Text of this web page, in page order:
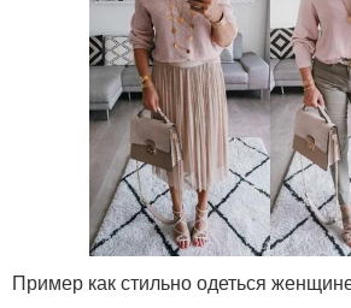
Пример как стильно одеться